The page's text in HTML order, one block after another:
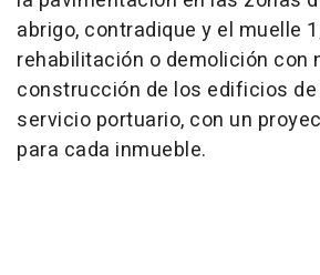
abrigo, contradique y el muelle
rehabilitación o demolición con
construcción de los edificios de
servicio portuario, con un
para cada inmueble.